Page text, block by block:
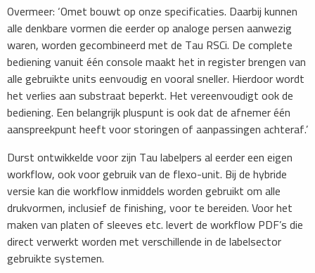
Overmeer: ‘Omet bouwt op onze specificaties. Daarbij kunnen
alle denkbare vormen die eerder op analoge persen aanwezig
waren, worden gecombineerd met de Tau RSCi. De complete
bediening vanuit één console maakt het in register brengen van
alle gebruikte units eenvoudig en vooral sneller. Hierdoor wordt
het verlies aan substraat beperkt. Het vereenvoudigt ook de
bediening. Een belangrijk pluspunt is ook dat de afnemer één
aanspreekpunt heeft voor storingen of aanpassingen achteraf.’
Durst ontwikkelde voor zijn Tau labelpers al eerder een eigen
workflow, ook voor gebruik van de flexo-unit. Bij de hybride
versie kan die workflow inmiddels worden gebruikt om alle
drukvormen, inclusief de finishing, voor te bereiden. Voor het
maken van platen of sleeves etc. levert de workflow PDF’s die
direct verwerkt worden met verschillende in de labelsector
gebruikte systemen.